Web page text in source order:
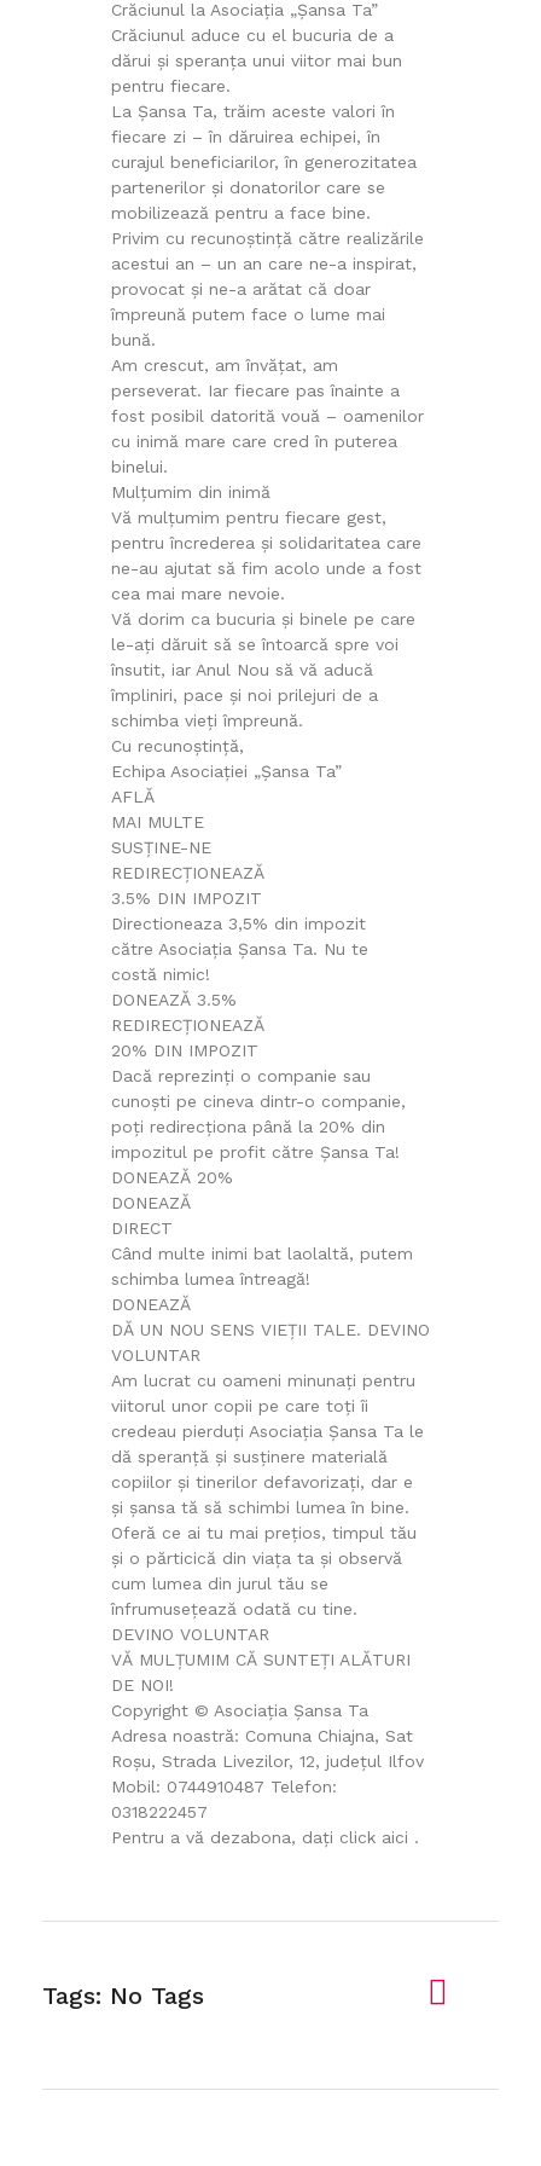
Crăciunul la Asociația „Șansa Ta”
Crăciunul aduce cu el bucuria de a
dărui și speranța unui viitor mai bun
pentru fiecare.
La Șansa Ta, trăim aceste valori în
fiecare zi – în dăruirea echipei, în
curajul beneficiarilor, în generozitatea
partenerilor și donatorilor care se
mobilizează pentru a face bine.
Privim cu recunoștință către realizările
acestui an – un an care ne-a inspirat,
provocat și ne-a arătat că doar
împreună putem face o lume mai
bună.
Am crescut, am învățat, am
perseverat. Iar fiecare pas înainte a
fost posibil datorită vouă – oamenilor
cu inimă mare care cred în puterea
binelui.
Mulțumim din inimă
Vă mulțumim pentru fiecare gest,
pentru încrederea și solidaritatea care
ne-au ajutat să fim acolo unde a fost
cea mai mare nevoie.
Vă dorim ca bucuria și binele pe care
le-ați dăruit să se întoarcă spre voi
însutit, iar Anul Nou să vă aducă
împliniri, pace și noi prilejuri de a
schimba vieți împreună.
Cu recunoștință,
Echipa Asociației „Șansa Ta”
AFLĂ
MAI MULTE
SUSȚINE-NE
REDIRECȚIONEAZĂ
3.5% DIN IMPOZIT
Directioneaza 3,5% din impozit
către Asociația Șansa Ta. Nu te
costă nimic!
DONEAZĂ 3.5%
REDIRECȚIONEAZĂ
20% DIN IMPOZIT
Dacă reprezinți o companie sau
cunoști pe cineva dintr-o companie,
poți redirecționa până la 20% din
impozitul pe profit către Șansa Ta!
DONEAZĂ 20%
DONEAZĂ
DIRECT
Când multe inimi bat laolaltă, putem
schimba lumea întreagă!
DONEAZĂ
DĂ UN NOU SENS VIEȚII TALE. DEVINO
VOLUNTAR
Am lucrat cu oameni minunați pentru
viitorul unor copii pe care toți îi
credeau pierduți Asociația Șansa Ta le
dă speranță și susținere materială
copiilor și tinerilor defavorizați, dar e
și șansa tă să schimbi lumea în bine.
Oferă ce ai tu mai prețios, timpul tău
și o părticică din viața ta și observă
cum lumea din jurul tău se
înfrumusețează odată cu tine.
DEVINO VOLUNTAR
VĂ MULȚUMIM CĂ SUNTEȚI ALĂTURI
DE NOI!
Copyright © Asociația Șansa Ta
Adresa noastră: Comuna Chiajna, Sat
Roșu, Strada Livezilor, 12, județul Ilfov
Mobil: 0744910487 Telefon:
0318222457
Pentru a vă dezabona, dați click aici .
Tags: No Tags